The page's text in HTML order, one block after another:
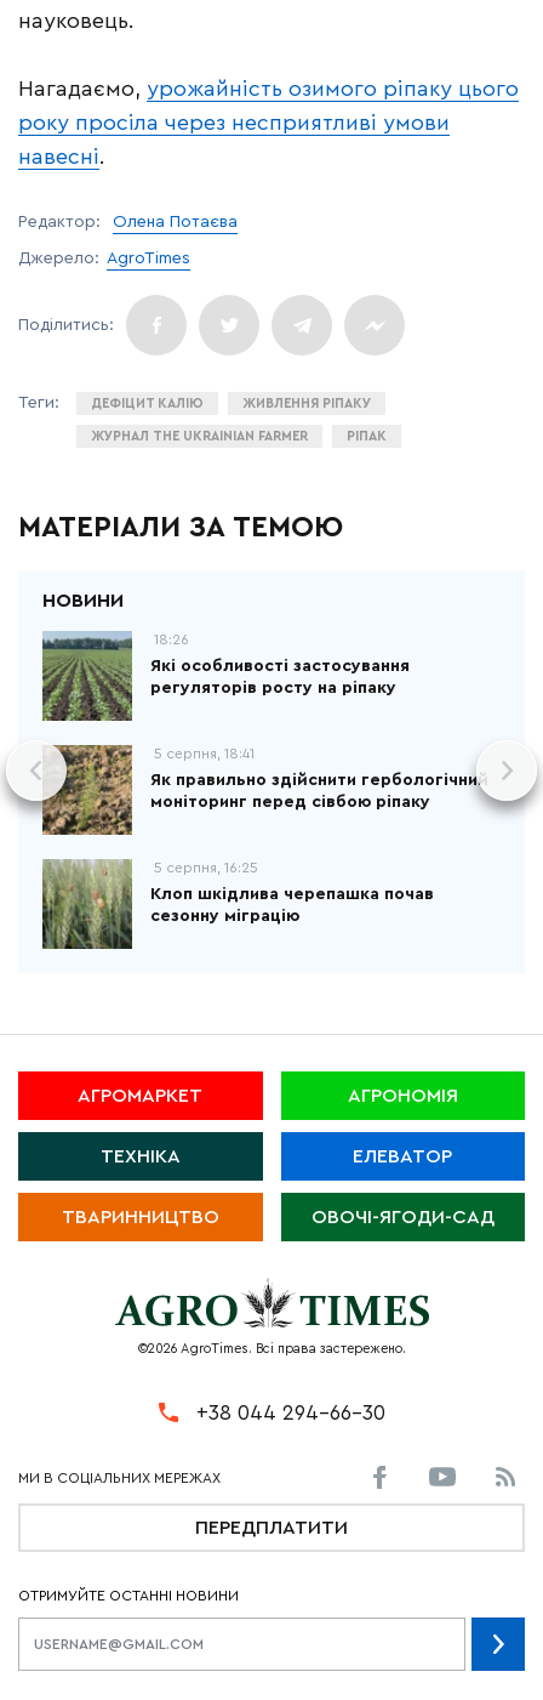
науковець.
Нагадаємо, урожайність озимого ріпаку цього
року просіла через несприятливі умови
навесні.
Редактор: Олена Потаєва
Джерело: AgroTimes
ДЕФІЦИТ КАЛІЮ ЖИВЛЕННЯ РІПАКУ
ЖУРНАЛ THE UKRAINIAN FARMER РІПАК
МАТЕРІАЛИ ЗА ТЕМОЮ
18:26
Які особливості застосування
регуляторів росту на ріпаку
5 серпня, 18:41
Як правильно здійснити гербологічний
моніторинг перед сівбою ріпаку
5 серпня, 16:25
Клоп шкідлива черепашка почав
сезонну міграцію
АГРОМАРКЕТ АГРОНОМІЯ
ТЕХНІКА ЕЛЕВАТОР
ТВАРИННИЦТВО ОВОЧІ-ЯГОДИ-САД
©2026 AgroTimes. Всі права застережено.
+38 044 294-66-30
ПЕРЕДПЛАТИТИ
ОТРИМУЙТЕ ОСТАННІ НОВИНИ